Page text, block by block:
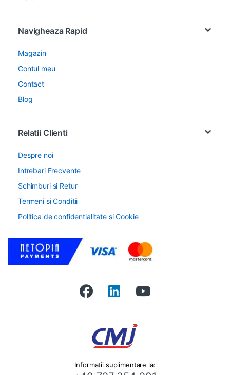
Navigheaza Rapid
Magazin
Contul meu
Contact
Blog
Relatii Clienti
Despre noi
Intrebari Frecvente
Schimburi si Retur
Termeni si Conditii
Politica de confidentialitate si Cookie
Informatii suplimentare la: